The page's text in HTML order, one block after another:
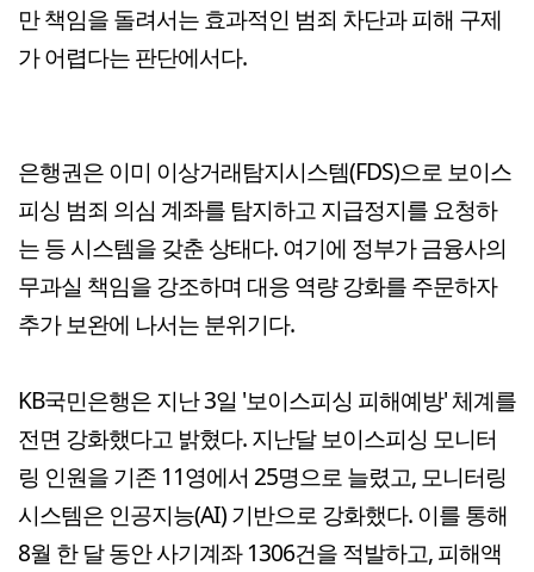
만 책임을 돌려서는 효과적인 범죄 차단과 피해 구제
가 어렵다는 판단에서다.
은행권은 이미 이상거래탐지시스템(FDS)으로 보이스
피싱 범죄 의심 계좌를 탐지하고 지급정지를 요청하
는 등 시스템을 갖춘 상태다. 여기에 정부가 금융사의
무과실 책임을 강조하며 대응 역량 강화를 주문하자
추가 보완에 나서는 분위기다.
KB국민은행은 지난 3일 '보이스피싱 피해예방' 체계를
전면 강화했다고 밝혔다. 지난달 보이스피싱 모니터
링 인원을 기존 11영에서 25명으로 늘렸고, 모니터링
시스템은 인공지능(AI) 기반으로 강화했다. 이를 통해
8월 한 달 동안 사기계좌 1306건을 적발하고, 피해액